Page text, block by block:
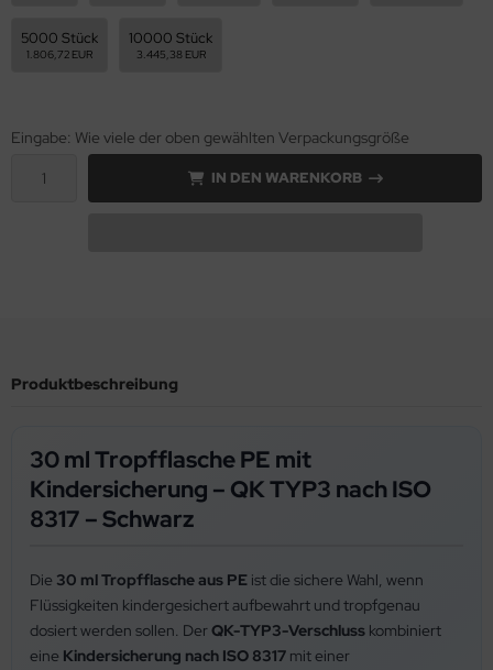
5000 Stück
1.806,72 EUR
10000 Stück
3.445,38 EUR
Eingabe: Wie viele der oben gewählten Verpackungsgröße
IN DEN WARENKORB
Produktbeschreibung
30 ml Tropfflasche PE mit
Kindersicherung – QK TYP3 nach ISO
8317 – Schwarz
Die 30 ml Tropfflasche aus PE ist die sichere Wahl, wenn
Flüssigkeiten kindergesichert aufbewahrt und tropfgenau
dosiert werden sollen. DerQK-TYP3-Verschluss kombiniert
eine Kindersicherung nach ISO 8317 mit einer